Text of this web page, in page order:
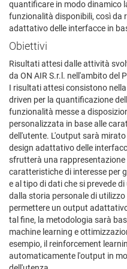
quantificare in modo dinamico
funzionalità disponibili, così da
adattativo delle interfacce in
Obiettivi
Risultati attesi dalle attività
da ON AIR S.r.l. nell'ambito del
I risultati attesi consistono
driven per la quantificazione
funzionalità messe a
personalizzata in base alle
dell'utente. L'output sarà
design adattativo delle
sfrutterà una
caratteristiche di interesse per
e al tipo di dati che si prevede
dalla storia personale di
permettere un output
tal fine, la metodologia sarà
machine learning e
esempio, il reinforcement
automaticamente l'output in